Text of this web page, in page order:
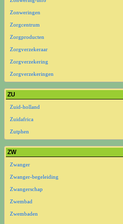
Zonweringen
Zorgcentrum
Zorgproducten
Zorgverzekeraar
Zorgverzekering
Zorgverzekeringen
ZU
Zuid-holland
Zuidafrica
Zutphen
ZW
Zwanger
Zwanger-begeleiding
Zwangerschap
Zwembad
Zwembaden